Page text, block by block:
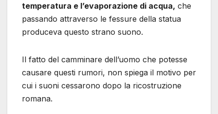
temperatura e l’evaporazione di acqua, che
passando attraverso le fessure della statua
produceva questo strano suono.
Il fatto del camminare dell’uomo che potesse
causare questi rumori, non spiega il motivo per
cui i suoni cessarono dopo la ricostruzione
romana.